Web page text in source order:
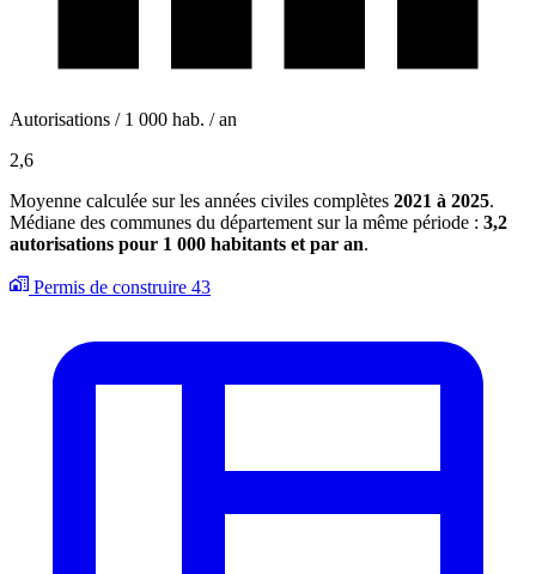
Autorisations / 1 000 hab. / an
2,6
Moyenne calculée sur les années civiles complètes 2021 à 2025.
Médiane des communes du département sur la même période : 3,2
autorisations pour 1 000 habitants et par an.
Permis de construire 43